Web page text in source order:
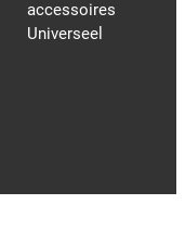
accessoires
Universeel